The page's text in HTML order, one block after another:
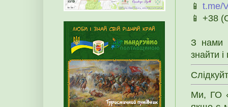
📱 t.me/
📱 +38
З нами
знайти
Ми, ГО